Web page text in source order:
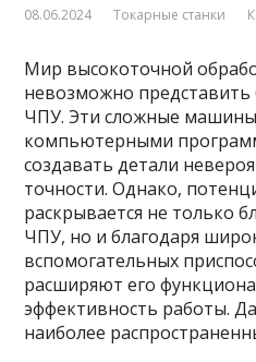
08.06.2024 Токарные станки
Мир высокоточной
невозможно представить
ЧПУ. Эти сложные
компьютерными
создавать детали
точности. Однако,
раскрывается не только
ЧПУ, но и благодаря
вспомогательных
расширяют его
эффективность работы.
наиболее